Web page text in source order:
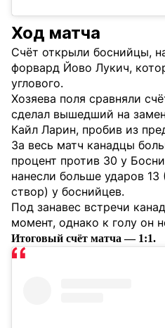
Ход матча
Счёт открыли боснийцы,
форвард Йово Лукич,
углового.
Хозяева поля сравняли
сделал вышедший на
Кайл Ларин, пробив из
За весь матч канадцы
процент против 30 у
нанесли больше ударов
створ) у боснийцев.
Под занавес встречи
момент, однако к голу он
Итоговый счёт матча — 1:1.